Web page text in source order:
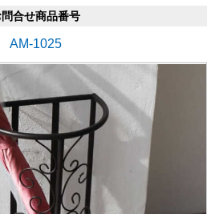
問合せ商品番号
AM-1025